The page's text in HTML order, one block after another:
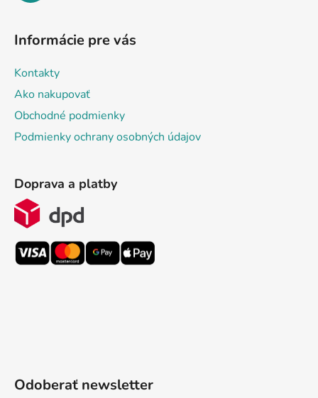
Informácie pre vás
Kontakty
Ako nakupovať
Obchodné podmienky
Podmienky ochrany osobných údajov
Doprava a platby
Odoberať newsletter